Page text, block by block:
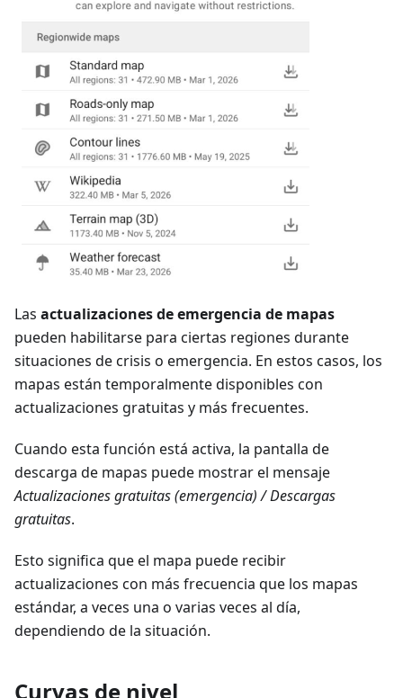
Las actualizaciones de emergencia de mapas
pueden habilitarse para ciertas regiones durante
situaciones de crisis o emergencia. En estos casos, los
mapas están temporalmente disponibles con
actualizaciones gratuitas y más frecuentes.
Cuando esta función está activa, la pantalla de
descarga de mapas puede mostrar el mensaje
Actualizaciones gratuitas (emergencia) / Descargas
gratuitas.
Esto significa que el mapa puede recibir
actualizaciones con más frecuencia que los mapas
estándar, a veces una o varias veces al día,
dependiendo de la situación.
Curvas de nivel